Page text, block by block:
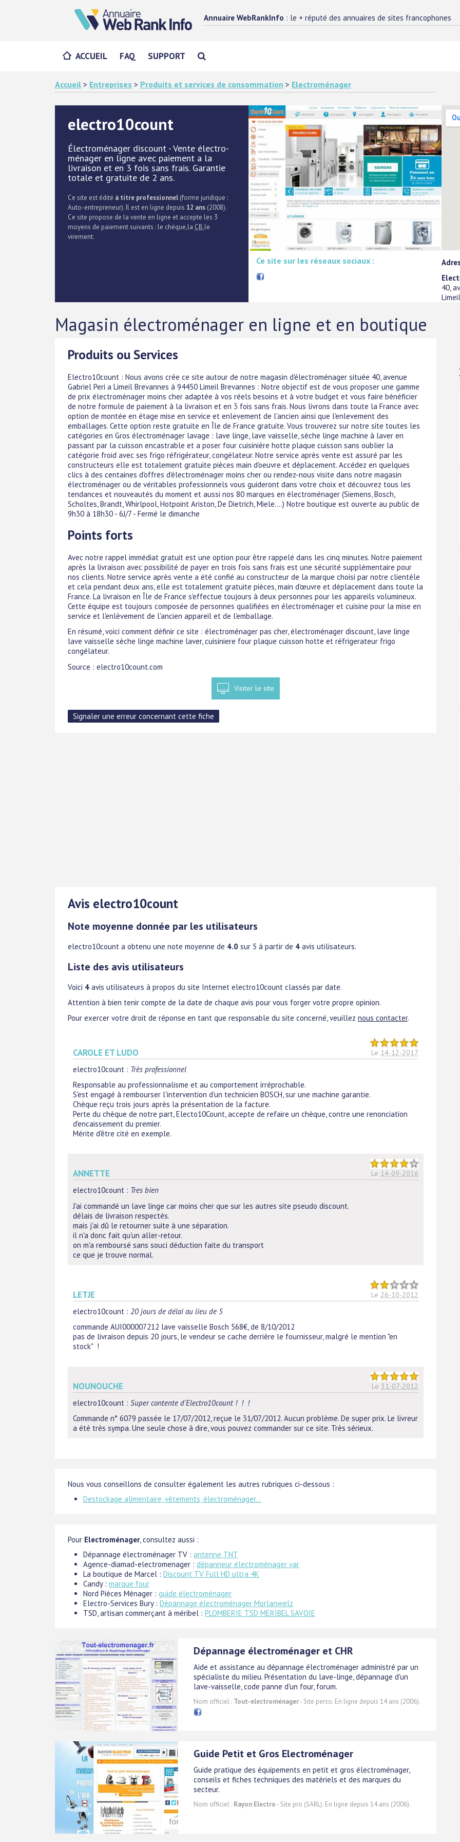
Annuaire WebRankInfo : le + réputé des annuaires de sites francophones
ACCUEIL FAQ SUPPORT
Accueil > Entreprises > Produits et services de consommation > Electroménager
electro10count
Électroménager discount - Vente électro-
ménager en ligne avec paiement a la
livraison et en 3 fois sans frais. Garantie
totale et gratuite de 2 ans.
Ce site est édité à titre professionnel (forme juridique :
Auto-entrepreneur). Il est en ligne depuis 12 ans (2008).
Ce site propose de la vente en ligne et accepte les 3
moyens de paiement suivants : le chèque,la CB,le
virement.
Ce site sur les réseaux sociaux :
40,
Magasin électroménager en ligne et en boutique
Produits ou Services
Electro10count : Nous avons crée ce site autour de notre magasin d'électroménager située 40, avenue
Gabriel Peri a Limeil Brevannes à 94450 Limeil Brevannes : Notre objectif est de vous proposer une gamme
de prix électroménager moins cher adaptée à vos réels besoins et à votre budget et vous faire bénéficier
de notre formule de paiement à la livraison et en 3 fois sans frais. Nous livrons dans toute la France avec
option de montée en étage mise en service et enlevement de l'ancien ainsi que l'enlevement des
emballages. Cette option reste gratuite en Île de France gratuite. Vous trouverez sur notre site toutes les
catégories en Gros électroménager lavage : lave linge, lave vaisselle, sèche linge machine à laver en
passant par la cuisson encastrable et a poser four cuisinière hotte plaque cuisson sans oublier la
catégorie froid avec ses frigo réfrigérateur, congélateur. Notre service après vente est assuré par les
constructeurs elle est totalement gratuite pièces main d'oeuvre et déplacement. Accédez en quelques
clics à des centaines d'offres d'électroménager moins cher ou rendez-nous visite dans notre magasin
électroménager ou de véritables professionnels vous guideront dans votre choix et découvrez tous les
tendances et nouveautés du moment et aussi nos 80 marques en électroménager (Siemens, Bosch,
Scholtes, Brandt, Whirlpool, Hotpoint Ariston, De Dietrich, Miele....) Notre boutique est ouverte au public de
9h30 à 18h30 - 6J/7 - Fermé le dimanche
Points forts
Avec notre rappel immédiat gratuit est une option pour être rappelé dans les cinq minutes. Notre paiement
après la livraison avec possibilité de payer en trois fois sans frais est une sécurité supplémentaire pour
nos clients. Notre service après vente a été confié au constructeur de la marque choisi par notre clientèle
et cela pendant deux ans, elle est totalement gratuite pièces, main d'œuvre et déplacement dans toute la
France. La livraison en Île de France s'effectue toujours à deux personnes pour les appareils volumineux.
Cette équipe est toujours composée de personnes qualifiées en électroménager et cuisine pour la mise en
service et l'enlèvement de l'ancien appareil et de l'emballage.
En résumé, voici comment définir ce site : électroménager pas cher, électroménager discount, lave linge
lave vaisselle sèche linge machine laver, cuisiniere four plaque cuisson hotte et réfrigerateur frigo
congélateur.
Source : electro10count.com
Visiter le site
Avis electro10count
Note moyenne donnée par les utilisateurs
electro10count a obtenu une note moyenne de 4.0 sur 5 à partir de 4 avis utilisateurs.
Liste des avis utilisateurs
Voici 4 avis utilisateurs à propos du site Internet electro10count classés par date.
Attention à bien tenir compte de la date de chaque avis pour vous forger votre propre opinion.
Pour exercer votre droit de réponse en tant que responsable du site concerné, veuillez nous contacter.
CAROLE ET LUDO Le 14-12-2017
electro10count : Très professionnel
Responsable au professionnalisme et au comportement irréprochable.
S'est engagé à rembourser l'intervention d'un technicien BOSCH, sur une machine garantie.
Chèque reçu trois jours après la présentation de la facture.
Perte du chèque de notre part, Electo10Count, accepte de refaire un chèque, contre une renonciation
d'encaissement du premier.
Mérite d'être cité en exemple.
ANNETTE Le 14-09-2016
electro10count : Tres bien
J'ai commandé un lave linge car moins cher que sur les autres site pseudo discount.
délais de livraison respectés.
mais j'ai dû le retourner suite à une séparation.
il n'a donc fait qu'un aller-retour.
on m'a remboursé sans souci déduction faite du transport
ce que je trouve normal.
LETJE Le 26-10-2012
electro10count : 20 jours de délai au lieu de 5
commande AUI000007212 lave vaisselle Bosch 568€, de 8/10/2012
pas de livraison depuis 20 jours, le vendeur se cache derrière le fournisseur, malgré le mention "en
stock" !
NOUNOUCHE Le 31-07-2012
electro10count : Super contente d'Electro10count ! ! !
Commande n° 6079 passée le 17/07/2012, reçue le 31/07/2012. Aucun problème. De super prix. Le livreur
a été très sympa. Une seule chose à dire, vous pouvez commander sur ce site. Très sérieux.
Nous vous conseillons de consulter également les autres rubriques ci-dessous :
Destockage alimentaire, vêtements, électroménager...
Pour Electroménager, consultez aussi :
Dépannage électroménager TV : antenne TNT
Agence-diamad-electromenager : dépanneur électroménager var
La boutique de Marcel : Discount TV Full HD ultra 4K
Candy : marque four
Nord Pièces Ménager : guide électroménager
Electro-Services Bury : Dépannage électroménager Morlanwelz
TSD, artisan commerçant à méribel : PLOMBERIE TSD MERIBEL SAVOIE
Dépannage électroménager et CHR
Aide et assistance au dépannage électroménager administré par un
spécialiste du milieu. Présentation du lave-linge, dépannage d'un
lave-vaisselle, code panne d'un four, forum.
Nom officiel : Tout-electroménager- Site perso. En ligne depuis 14 ans (2006).
Guide Petit et Gros Electroménager
Guide pratique des équipements en petit et gros électroménager,
conseils et fiches techniques des matériels et des marques du
secteur.
Nom officiel : Rayon Electro - Site pro (SARL). En ligne depuis 14 ans (2006).